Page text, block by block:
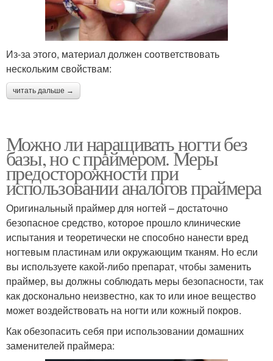
Из-за этого, материал должен соответствовать
нескольким свойствам:
читать дальше →
Можно ли наращивать ногти без
базы, но с праймером. Меры
предосторожности при
использовании аналогов праймера
Оригинальный праймер для ногтей – достаточно
безопасное средство, которое прошло клинические
испытания и теоретически не способно нанести вред
ногтевым пластинам или окружающим тканям. Но если
вы используете какой-либо препарат, чтобы заменить
праймер, вы должны соблюдать меры безопасности, так
как досконально неизвестно, как то или иное вещество
может воздействовать на ногти или кожный покров.
Как обезопасить себя при использовании домашних
заменителей праймера: